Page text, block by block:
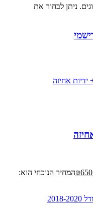
ניתן לבחור את
₪המחיר הנוכחי הוא: